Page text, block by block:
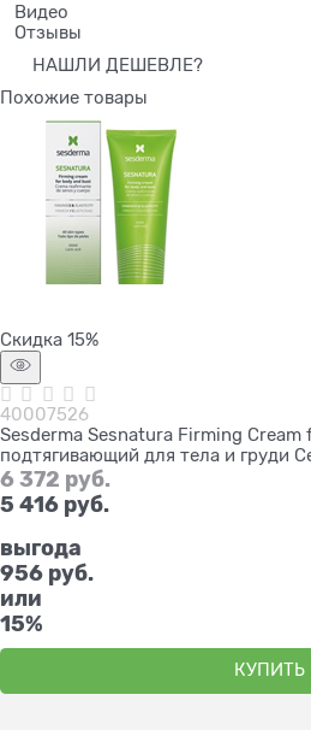
Видео
Отзывы
НАШЛИ ДЕШЕВЛЕ?
Похожие товары
Скидка 15%
40007526
Sesderma Sesnatura Firming
подтягивающий для тела и груди
6 372 руб.
5 416 руб.
выгода
956 руб.
или
15%
КУПИТЬ